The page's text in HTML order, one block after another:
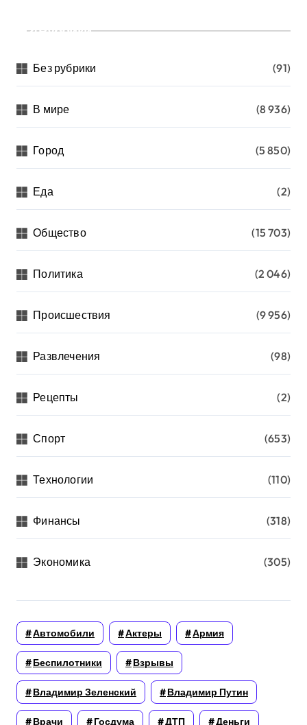
Рубрики
Без рубрики (91)
В мире (8 936)
Город (5 850)
Еда (2)
Общество (15 703)
Политика (2 046)
Происшествия (9 956)
Развлечения (98)
Рецепты (2)
Спорт (653)
Технологии (110)
Финансы (318)
Экономика (305)
Автомобили Актеры Армия
Беспилотники Взрывы
Владимир Зеленский Владимир Путин
Врачи Госдума ДТП Деньги